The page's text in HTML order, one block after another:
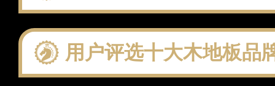
用户评选十大木地板品牌：聚焦